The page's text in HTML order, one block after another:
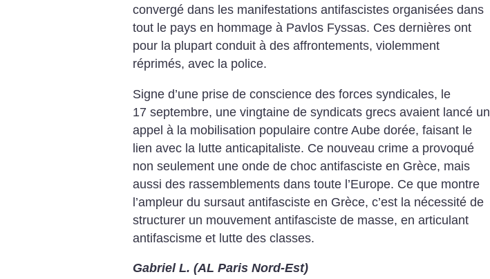
convergé dans les manifestations antifascistes organisées dans
tout le pays en hommage à Pavlos Fyssas. Ces dernières ont
pour la plupart conduit à des affrontements, violemment
réprimés, avec la police.
Signe d’une prise de conscience des forces syndicales, le
17 septembre, une vingtaine de syndicats grecs avaient lancé un
appel à la mobilisation populaire contre Aube dorée, faisant le
lien avec la lutte anticapitaliste. Ce nouveau crime a provoqué
non seulement une onde de choc antifasciste en Grèce, mais
aussi des rassemblements dans toute l’Europe. Ce que montre
l’ampleur du sursaut antifasciste en Grèce, c’est la nécessité de
structurer un mouvement antifasciste de masse, en articulant
antifascisme et lutte des classes.
Gabriel L. (AL Paris Nord-Est)